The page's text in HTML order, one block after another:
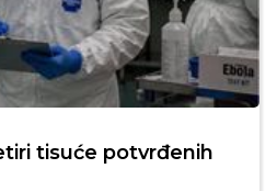
tisuće potvrđenih